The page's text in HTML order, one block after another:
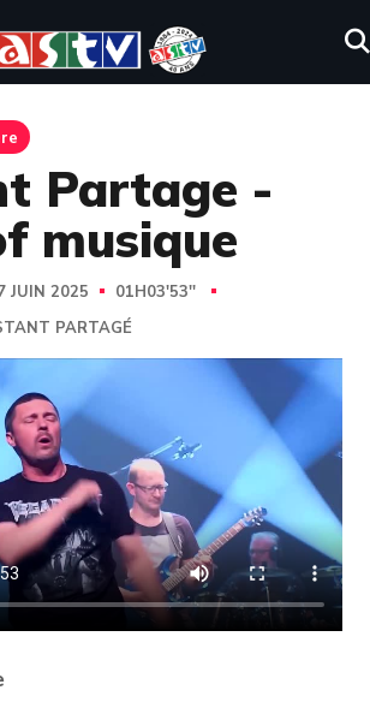
Partage -
musique
JUIN 2025
01H03'53''
PARTAGÉ